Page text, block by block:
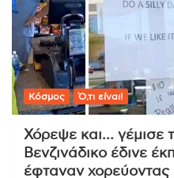
Κόσμος Ό,τι είναι!
Χόρεψε και… γέμισε
Βενζινάδικο έδινε
έφταναν χορεύοντας